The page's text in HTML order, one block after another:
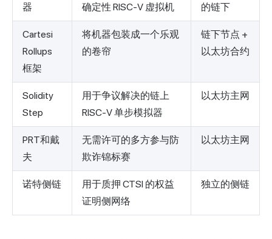
器
确定性 RISC-V 虚拟机
的链下
Cartesi
Rollups
框架
将机器包装成一个乐观
的卷帘
链下节点 +
以太坊合约
Solidity
Step
用于争议解决的链上
RISC-V 单步模拟器
以太坊主网
PRT和戴
夫
无需许可的多方参与防
欺诈锦标赛
以太坊主网
诺特侧链
用于质押 CTSI 的权益
证明侧网络
独立的侧链